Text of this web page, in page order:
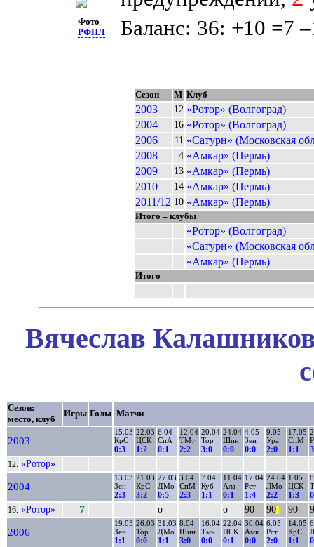
Фото
РФПЛ
Баланс: 36: +10 =7
Сезон М Клуб
2003 12 «Ротор» (Волгоград)
2004
16 «Ротор» (Волгоград)
2006
11 «Сатурн» (Московская
2008
4 «Амкар» (Пермь)
2009
13 «Амкар» (Пермь)
2010
14 «Амкар» (Пермь)
2011/12 10 «Амкар» (Пермь)
Итого – клубы
«Ротор» (Волгоград)
«Сатурн» (Московская
«Амкар» (Пермь)
Итого
Вячеслав
Сезон:
место, клуб
Игры Голы Матчи
2003
15.03
КрС
0:3
22.03
ЦСК
1:2
6.04
СпА
0:1
12.04
ТМт
2:2
20.04
Тор
3:0
24.04
Шин
0:0
4.05
Зен
0:0
9.05
Ура
2:0
17.05
СпМ
1:1
12. «Ротор»
2004
13.03
Зен
2:3
21.03
КрС
3:2
27.03
ДМо
0:5
3.04
СпМ
2:3
7.04
Куб
1:1
11.04
Ала
0:1
17.04
Рст
1:4
24.04
ЛМо
2:2
1.05
ЦСК
1:3
16. «Ротор» 7 о о 90 90 90
2006
19.03
Зен
1:1
26.03
Тор
0:0
31.03
ДМо
1:1
8.04
Шин
3:0
16.04
Тмь
0:0
22.04
ЦСК
0:1
30.04
Амк
0:0
6.05
Рст
2:0
14.05
КрС
1:1